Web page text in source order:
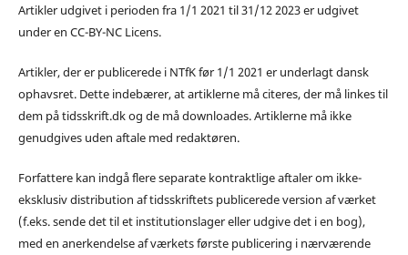
Artikler udgivet i perioden fra 1/1 2021 til 31/12 2023 er udgivet
under en CC-BY-NC Licens.
Artikler, der er publicerede i NTfK før 1/1 2021 er underlagt dansk
ophavsret. Dette indebærer, at artiklerne må citeres, der må linkes til
dem på tidsskrift.dk og de må downloades. Artiklerne må ikke
genudgives uden aftale med redaktøren.
Forfattere kan indgå flere separate kontraktlige aftaler om ikke-
eksklusiv distribution af tidsskriftets publicerede version af værket
(f.eks. sende det til et institutionslager eller udgive det i en bog),
med en anerkendelse af værkets første publicering i nærværende